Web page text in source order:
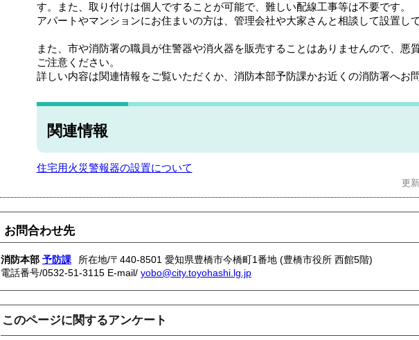
す。また、取り付けは個人ですることが可能で、難しい配線工事等は不要です。
アパートやマンションにお住まいの方は、管理会社や大家さんと相談して設置して
また、市や消防署の職員が住警器や消火器を販売することはありませんので、悪
ご注意ください。
詳しい内容は関連情報をご覧いただくか、消防本部予防課かお近くの消防署へお
関連情報
住宅用火災警報器の設置について
更
お問合わせ先
消防本部 予防課
所在地/〒440-8501 愛知県豊橋市今橋町1番地 (豊橋市役所 西館5階)
電話番号/0532-51-3115 E-mail/ yobo@city.toyohashi.lg.jp
このページに関するアンケート